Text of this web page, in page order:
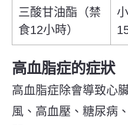
三酸甘油酯 （禁
食12小時）
高血脂症的症狀
高血脂症除會導致心
風、高血壓、糖尿病